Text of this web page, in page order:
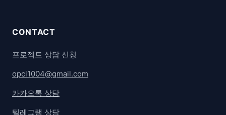
CONTACT
프로젝트 상담 신청
opci1004@gmail.com
카카오톡 상담
텔레그램 상담